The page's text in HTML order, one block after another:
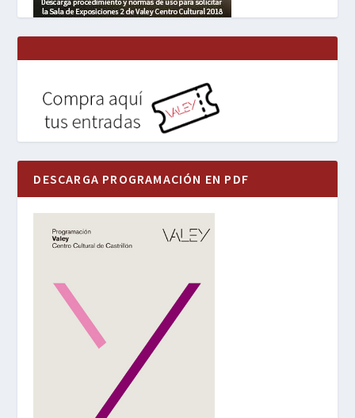
DESCARGA PROGRAMACIÓN EN PDF